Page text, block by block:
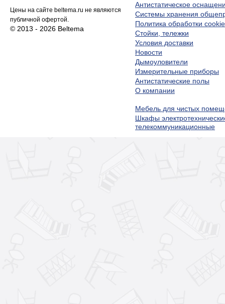
Цены на сайте beltema.ru не являются
публичной офертой.
© 2013 - 2026 Beltema
Антистатическое
Системы хранения
Политика обработки cookie
Стойки, тележки
Условия доставки
Новости
Дымоуловители
Измерительные приборы
Антистатические полы
О компании
Мебель для чистых
Шкафы
телекоммуникационные